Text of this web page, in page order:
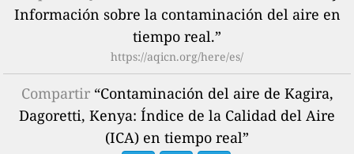
Información sobre la contaminación del aire en
tiempo real.”
https://aqicn.org/here/es/
Compartir“Contaminación del aire de Kagira,
Dagoretti, Kenya: Índice de la Calidad del Aire
(ICA) en tiempo real”